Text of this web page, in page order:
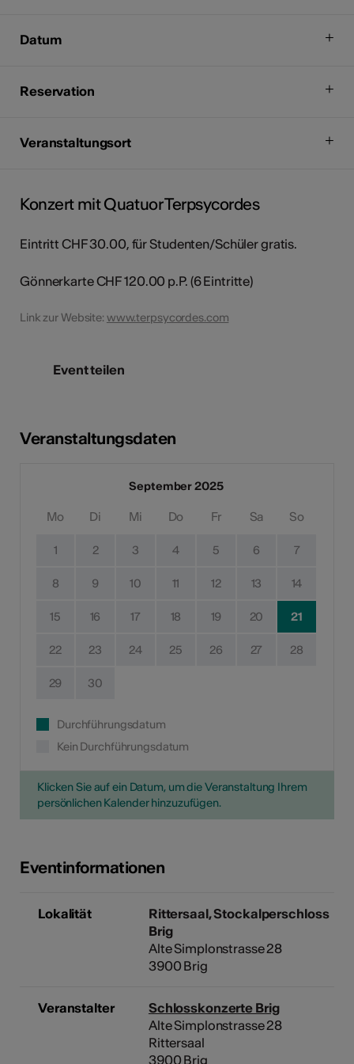
Datum
Reservation
Veranstaltungsort
Konzert mit Quatuor Terpsycordes
Eintritt CHF 30.00, für Studenten/Schüler gratis.
Gönnerkarte CHF 120.00 p.P. (6 Eintritte)
Link zur Website: www.terpsycordes.com
Event teilen
Veranstaltungsdaten
September 2025
Mo Di Mi Do Fr Sa So
1 2 3 4 5 6 7
8 9 10 11 12 13 14
15 16 17 18 19 20 21
22 23 24 25 26 27 28
29 30
Durchführungsdatum
Kein Durchführungsdatum
Klicken Sie auf ein Datum, um die Veranstaltung Ihrem
persönlichen Kalender hinzuzufügen.
Eventinformationen
Lokalität
Rittersaal, Stockalperschloss
Brig
Alte Simplonstrasse 28
3900 Brig
Veranstalter
Schlosskonzerte Brig
Alte Simplonstrasse 28
Rittersaal
3900 Brig